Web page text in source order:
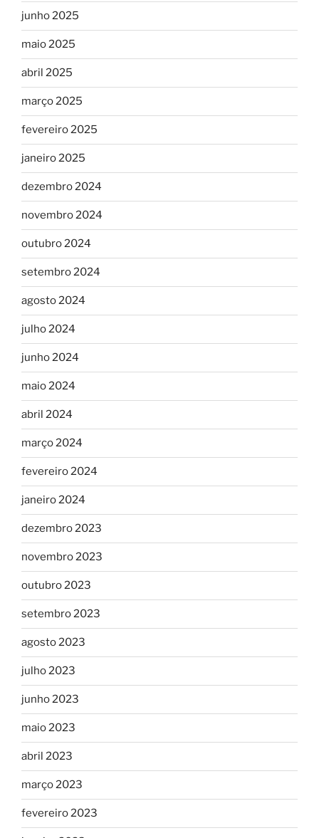
junho 2025
maio 2025
abril 2025
março 2025
fevereiro 2025
janeiro 2025
dezembro 2024
novembro 2024
outubro 2024
setembro 2024
agosto 2024
julho 2024
junho 2024
maio 2024
abril 2024
março 2024
fevereiro 2024
janeiro 2024
dezembro 2023
novembro 2023
outubro 2023
setembro 2023
agosto 2023
julho 2023
junho 2023
maio 2023
abril 2023
março 2023
fevereiro 2023